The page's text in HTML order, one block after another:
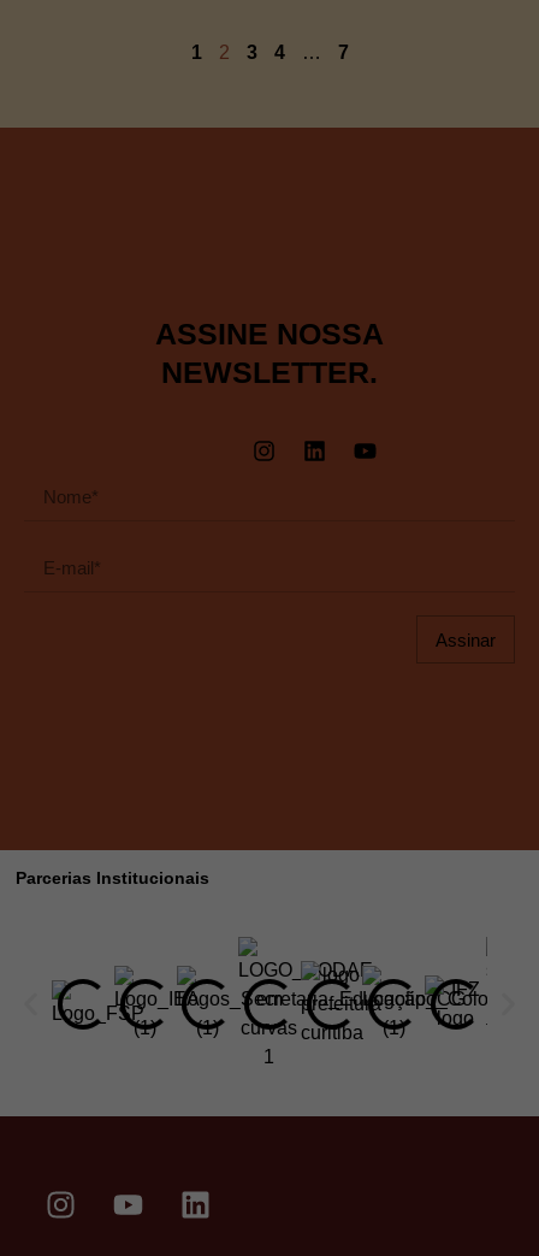
1 2 3 4 … 7
ASSINE NOSSA
NEWSLETTER.
Assinar
Parcerias Institucionais